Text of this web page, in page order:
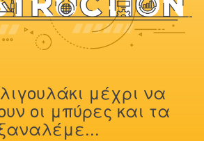
μέχρι να
οι μπύρες και τα